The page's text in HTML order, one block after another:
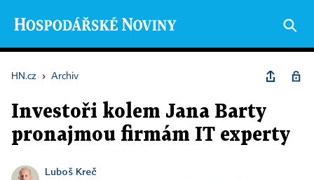
HN.cz › Archiv
Investoři kolem Jana Barty
pronajmou firmám IT experty
Luboš Kreč